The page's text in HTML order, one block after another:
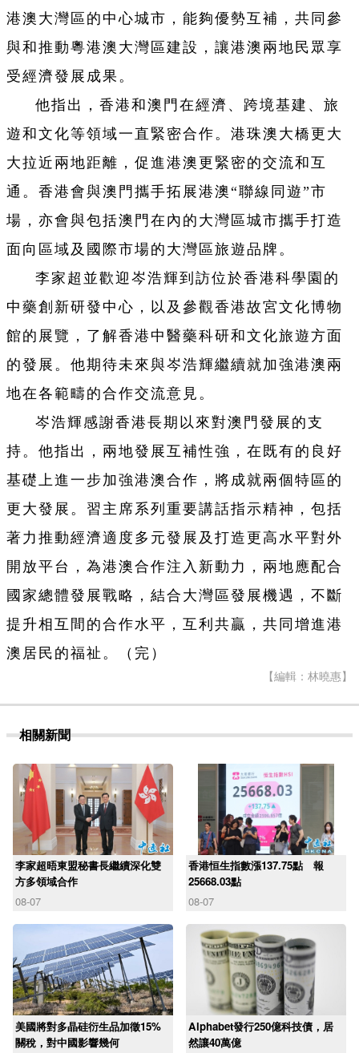
港澳大灣區的中心城市，能夠優勢互補，共同參
與和推動粵港澳大灣區建設，讓港澳兩地民眾享
受經濟發展成果。
他指出，香港和澳門在經濟、跨境基建、旅
遊和文化等領域一直緊密合作。港珠澳大橋更大
大拉近兩地距離，促進港澳更緊密的交流和互
通。香港會與澳門攜手拓展港澳“聯線同遊”市
場，亦會與包括澳門在內的大灣區城市攜手打造
面向區域及國際市場的大灣區旅遊品牌。
李家超並歡迎岑浩輝到訪位於香港科學園的
中藥創新研發中心，以及參觀香港故宮文化博物
館的展覽，了解香港中醫藥科研和文化旅遊方面
的發展。他期待未來與岑浩輝繼續就加強港澳兩
地在各範疇的合作交流意見。
岑浩輝感謝香港長期以來對澳門發展的支
持。他指出，兩地發展互補性強，在既有的良好
基礎上進一步加強港澳合作，將成就兩個特區的
更大發展。習主席系列重要講話指示精神，包括
著力推動經濟適度多元發展及打造更高水平對外
開放平台，為港澳合作注入新動力，兩地應配合
國家總體發展戰略，結合大灣區發展機遇，不斷
提升相互間的合作水平，互利共贏，共同增進港
澳居民的福祉。（完）
【編輯：林曉惠】
相關新聞
李家超晤東盟秘書長繼續深化雙
方多領域合作
08-07
香港恒生指數漲137.75點 報
25668.03點
08-07
美國將對多晶硅衍生品加徵15%
關稅，對中國影響幾何
Alphabet發行250億科技債，居
然讓40萬億